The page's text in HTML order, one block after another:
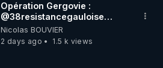
Opération Gergovie :
‪@38resistancegauloise‬
‪@MarionSigautOfficiel‬
‪@gladysriifard5710‬ Laëtitia
Nicolas BOUVIER
2 days ago
1.5 k views